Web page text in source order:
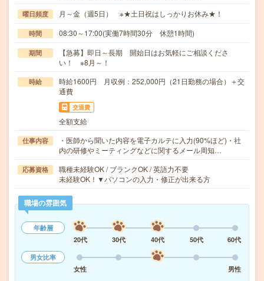
曜日頻度 月～金（週5日） ※★土日祝はしっかりお休み★！
時間 08:30～17:00(実働7時間30分 休憩1時間)
期間
【急募】即日～長期 開始日はお気軽にご相談くださ
い！ ※8月～！
時給
時給1600円 月収例：252,000円（21日勤務の場合）＋交
通費
交通費
全額支給
仕事内容
・医師から聞いた内容を電子カルテに入力(90%ほど)・社
内の研修やミーティングなどに関するメール周知…
応募資格
職種未経験OK / ブランクOK / 英語力不要
未経験OK！▼パソコンの入力・修正が出来る方
職場の雰囲気
年齢層
20代
30代 40代 50代
60代
男女比率
女性
男性